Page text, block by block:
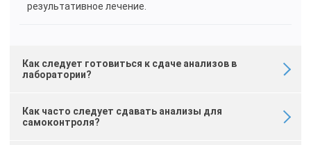
результативное лечение.
Как следует готовиться к сдаче анализов в
лаборатории?
Как часто следует сдавать анализы для
самоконтроля?